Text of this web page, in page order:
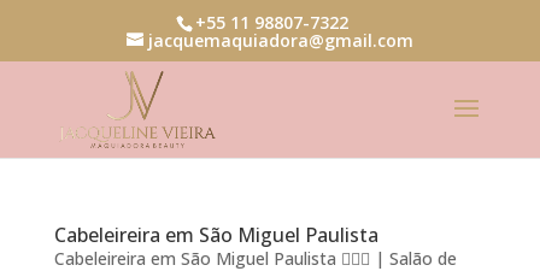
+55 11 98807-7322
jacquemaquiadora@gmail.com
Cabeleireira em São Miguel Paulista
Cabeleireira em São Miguel Paulista 💇‍♀️✨ | Salão de